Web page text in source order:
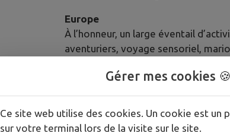
Europe
À l’honneur, un large éventail
aventuriers, voyage sensoriel,
Cap sur les Amériques avec des
Amazonie, l’atelier d’attrape-rêve
Gérer mes cookies 🍪
Ce site web utilise des cookies. Un cookie est un
sur votre terminal lors de la visite sur le site.